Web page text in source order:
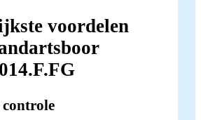
voordelen
controle